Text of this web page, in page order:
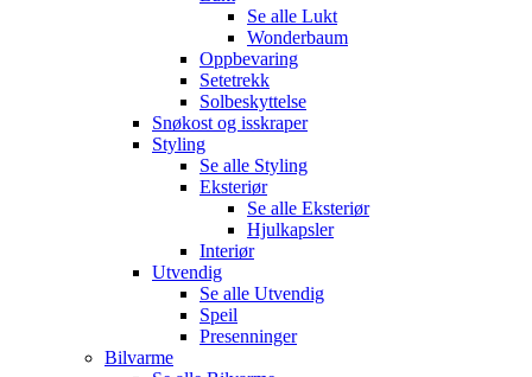
Se alle Lukt
Wonderbaum
Oppbevaring
Setetrekk
Solbeskyttelse
Snøkost og isskraper
Styling
Se alle Styling
Eksteriør
Se alle Eksteriør
Hjulkapsler
Interiør
Utvendig
Se alle Utvendig
Speil
Presenninger
Bilvarme